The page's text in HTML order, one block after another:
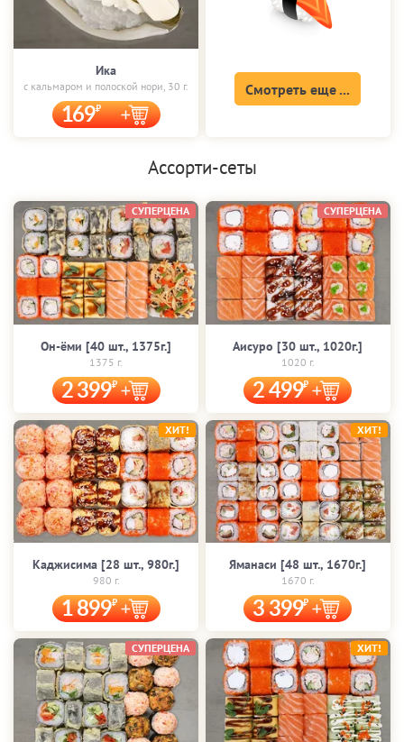
Ика
с кальмаром и полоской нори, 30 г.
169
Смотреть еще ...
Ассорти-сеты
Он-ёми [40 шт., 1375г.]
1375 г.
2 399
СУПЕРЦЕНА
Аисуро [30 шт., 1020г.]
1020 г.
2 499
СУПЕРЦЕНА
Каджисима [28 шт., 980г.]
980 г.
1 899
ХИТ!
Яманаси [48 шт., 1670г.]
1670 г.
3 399
ХИТ!
СУПЕРЦЕНА ХИТ!